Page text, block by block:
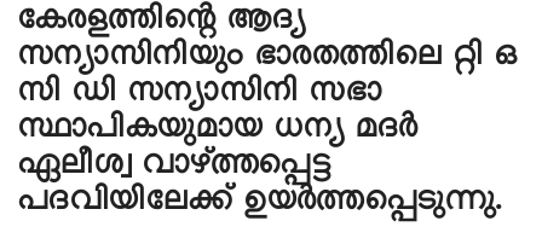
കേരളത്തിൻ്റെ ആദ്യ
സന്യാസിനിയും ഭാരതത്തിലെ റ്റി ഒ
സി ഡി സന്യാസിനി സഭാ
സ്ഥാപികയുമായ ധന്യ മദർ
ഏലീശ്വ വാഴ്ത്തപ്പെട്ട
പദവിയിലേക്ക് ഉയർത്തപ്പെടുന്നു.